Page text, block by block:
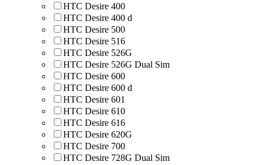
HTC Desire 400
HTC Desire 400 d
HTC Desire 500
HTC Desire 516
HTC Desire 526G
HTC Desire 526G Dual Sim
HTC Desire 600
HTC Desire 600 d
HTC Desire 601
HTC Desire 610
HTC Desire 616
HTC Desire 620G
HTC Desire 700
HTC Desire 728G Dual Sim